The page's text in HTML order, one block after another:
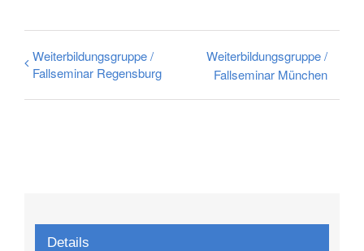
Weiterbildungsgruppe /
Fallseminar Regensburg
Weiterbildungsgruppe /
Fallseminar München
Details